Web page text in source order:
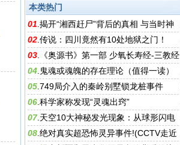
本类热门
01 揭开“湘西赶尸”背后的真相 与当时神
秘的文化有关
02 传说：四川竟然有10处地狱之门！
03
《奥源书》第一部 少氧长寿经-三教经
典
04 鬼魂或魂魄的存在理论（值得一读）
05 749局介入的秦岭别墅​锁龙桩事件
06 科学家称发现“灵魂出窍”
07. 天空10大神秘发光现象：从球形闪电
到红色精灵
08 绝对真实超恐怖灵异事件!(CCTV走近